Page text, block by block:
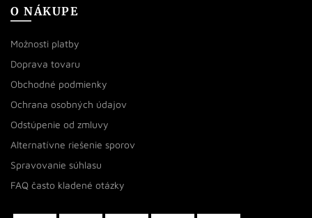
O NÁKUPE
Možnosti platby
Doprava tovaru
Obchodné podmienky
Ochrana osobných údajov
Odstúpenie od zmluvy
Alternatívne riešenie sporov
Spravovanie súhlasu
FAQ často kladené otázky